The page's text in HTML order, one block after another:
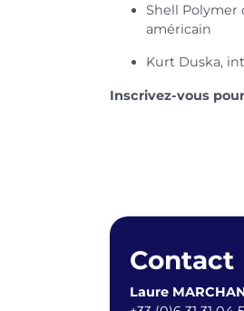
Shell Polymer
américain
Kurt Duska,
Inscrivez-vous
Contact
Laure